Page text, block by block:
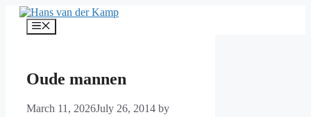
Skip
content
Menu
Oude mannen
March 11, 2026July 26, 2014 by